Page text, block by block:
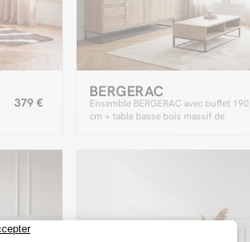
379 €
BERGERAC
Ensemble BERGERAC avec buffet 190
cm + table basse bois massif de